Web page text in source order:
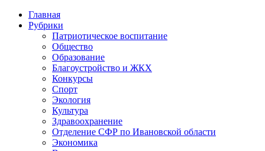
Главная
Рубрики
Патриотическое воспитание
Общество
Образование
Благоустройство и ЖКХ
Конкурсы
Спорт
Экология
Культура
Здравоохранение
Отделение СФР по Ивановской области
Экономика